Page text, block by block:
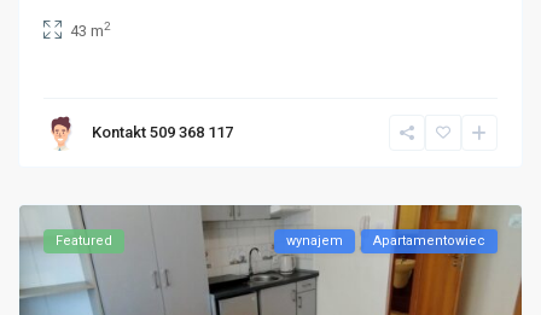
43 m2
Kontakt 509 368 117
Featured wynajem Apartamentowiec